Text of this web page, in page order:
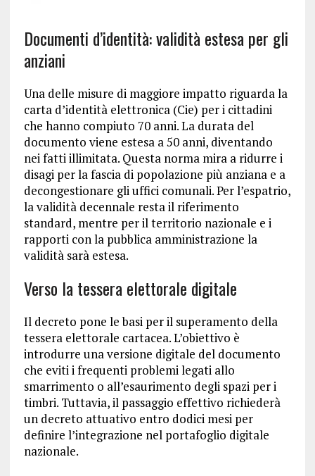
Documenti d’identità: validità estesa per gli
anziani
Una delle misure di maggiore impatto riguarda la
carta d’identità elettronica (Cie) per i cittadini
che hanno compiuto 70 anni. La durata del
documento viene estesa a 50 anni, diventando
nei fatti illimitata. Questa norma mira a ridurre i
disagi per la fascia di popolazione più anziana e a
decongestionare gli uffici comunali. Per l’espatrio,
la validità decennale resta il riferimento
standard, mentre per il territorio nazionale e i
rapporti con la pubblica amministrazione la
validità sarà estesa.
Verso la tessera elettorale digitale
Il decreto pone le basi per il superamento della
tessera elettorale cartacea. L’obiettivo è
introdurre una versione digitale del documento
che eviti i frequenti problemi legati allo
smarrimento o all’esaurimento degli spazi per i
timbri. Tuttavia, il passaggio effettivo richiederà
un decreto attuativo entro dodici mesi per
definire l’integrazione nel portafoglio digitale
nazionale.